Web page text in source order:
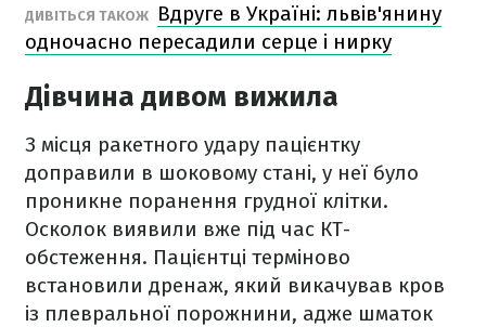
ДИВІТЬСЯ ТАКОЖ
Вдруге в Україні: львів'янину
одночасно пересадили серце і нирку
Дівчина дивом вижила
З місця ракетного удару пацієнтку
доправили в шоковому стані, у неї було
проникне поранення грудної клітки.
Осколок виявили вже під час КТ-
обстеження. Пацієнтці терміново
встановили дренаж, який викачував кров
із плевральної порожнини, адже шматок